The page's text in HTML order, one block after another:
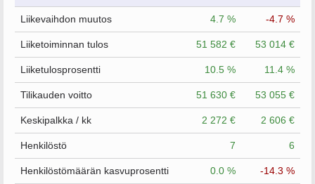
Liikevaihdon muutos 4.7 % -4.7 %
Liiketoiminnan tulos 51 582 € 53 014 €
Liiketulosprosentti 10.5 % 11.4 %
Tilikauden voitto 51 630 € 53 055 €
Keskipalkka / kk 2 272 € 2 606 €
Henkilöstö 7 6
Henkilöstömäärän kasvuprosentti 0.0 %
-14.3 %